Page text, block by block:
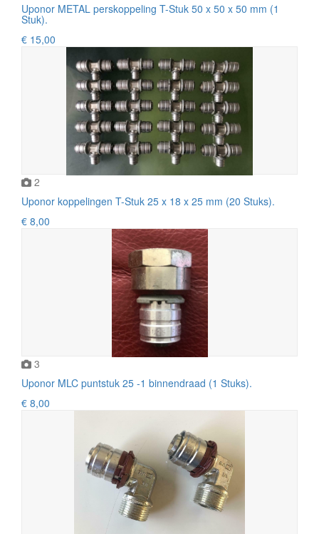
Uponor METAL perskoppeling T-Stuk 50 x 50 x 50 mm (1
Stuk).
€ 15,00
2
Uponor koppelingen T-Stuk 25 x 18 x 25 mm (20 Stuks).
€ 8,00
3
Uponor MLC puntstuk 25 -1 binnendraad (1 Stuks).
€ 8,00